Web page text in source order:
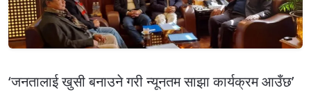
‘जनतालाई खुसी बनाउने गरी न्यूनतम साझा कार्यक्रम आउँछ’